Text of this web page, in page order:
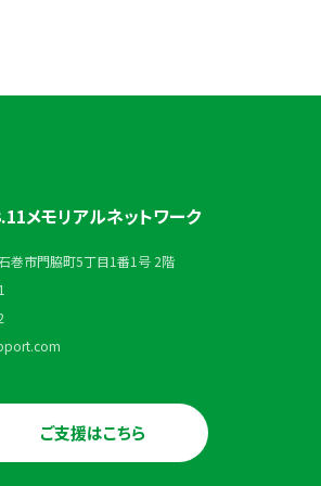
メモリアルネットワーク
巻市門脇町5丁目1番1号 2階
ご支援はこちら